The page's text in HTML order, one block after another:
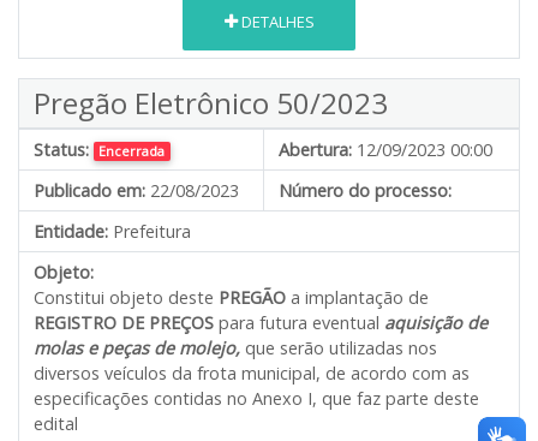
DETALHES
Pregão Eletrônico 50/2023
Status: Encerrada Abertura: 12/09/2023 00:00
Publicado em: 22/08/2023
Número do processo:
Entidade: Prefeitura
Objeto:
Constitui objeto deste PREGÃO a implantação de
REGISTRO DE PREÇOS para futura eventual aquisição de
molas e peças de molejo, que serão utilizadas nos
diversos veículos da frota municipal, de acordo com as
especificações contidas no Anexo I, que faz parte deste
edital